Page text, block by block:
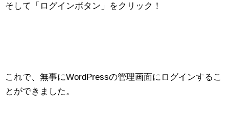
そして「ログインボタン」をクリック！
これで、無事にWordPressの管理画面にログインするこ
とができました。